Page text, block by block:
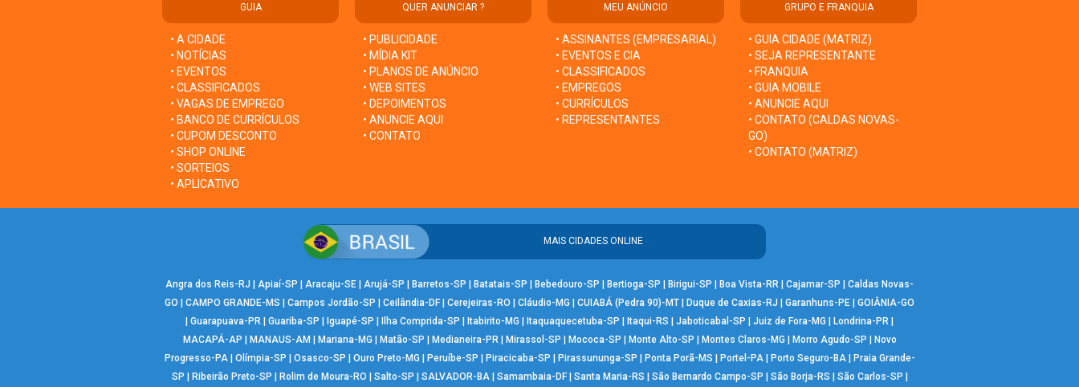
GUIA
• A CIDADE
• NOTÍCIAS
• EVENTOS
• CLASSIFICADOS
• VAGAS DE EMPREGO
• BANCO DE CURRÍCULOS
• CUPOM DESCONTO
• SHOP ONLINE
• SORTEIOS
• APLICATIVO
QUER ANUNCIAR ?
• PUBLICIDADE
• MÍDIA KIT
• PLANOS DE ANÚNCIO
• WEB SITES
• DEPOIMENTOS
• ANUNCIE AQUI
• CONTATO
MEU ANÚNCIO
• ASSINANTES (EMPRESARIAL)
• EVENTOS E CIA
• CLASSIFICADOS
• EMPREGOS
• CURRÍCULOS
• REPRESENTANTES
GRUPO E FRANQUIA
• GUIA CIDADE (MATRIZ)
• SEJA REPRESENTANTE
• FRANQUIA
• GUIA MOBILE
• ANUNCIE AQUI
• CONTATO (CALDAS NOVAS-
GO)
• CONTATO (MATRIZ)
MAIS CIDADES ONLINE
Angra dos Reis-RJ | Apiaí-SP | Aracaju-SE | Arujá-SP | Barretos-SP | Batatais-SP | Bebedouro-SP | Bertioga-SP | Birigui-SP | Boa Vista-RR | Cajamar-SP | Caldas Novas-
GO | CAMPO GRANDE-MS | Campos Jordão-SP | Ceilândia-DF | Cerejeiras-RO | Cláudio-MG | CUIABÁ (Pedra 90)-MT | Duque de Caxias-RJ | Garanhuns-PE | GOIÂNIA-GO
| Guarapuava-PR | Guariba-SP | Iguapé-SP | Ilha Comprida-SP | Itabirito-MG | Itaquaquecetuba-SP | Itaqui-RS | Jaboticabal-SP | Juiz de Fora-MG | Londrina-PR |
MACAPÁ-AP | MANAUS-AM | Mariana-MG | Matão-SP | Medianeira-PR | Mirassol-SP | Mococa-SP | Monte Alto-SP | Montes Claros-MG | Morro Agudo-SP | Novo
Progresso-PA| Olímpia-SP | Osasco-SP | Ouro Preto-MG | Peruíbe-SP | Piracicaba-SP | Pirassununga-SP | Ponta Porã-MS | Portel-PA| Porto Seguro-BA| Praia Grande-
SP | Ribeirão Preto-SP | Rolim de Moura-RO | Salto-SP | SALVADOR-BA| Samambaia-DF| Santa Maria-RS | São Bernardo Campo-SP | São Borja-RS | São Carlos-SP |